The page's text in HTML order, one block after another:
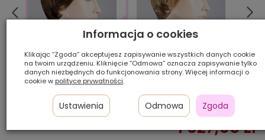
coffeebrown/mix
bernstein/mix
1 027,65 zł
Informacja o cookies
Klikając “Zgoda” akceptujesz zapisywanie wszystkich danych cookie
na twoim urządzeniu. Kliknięcie “Odmowa” oznacza zapisywanie tylko
danych niezbędnych do funkcjonowania strony. Więcej informacji o
cookie w polityce prywatności.
Ustawienia Odmowa Zgoda